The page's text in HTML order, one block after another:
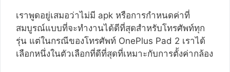
เราพูดอยู่เสมอว่าไม่มี apk หรือการกำหนดค่าที่
สมบูรณ์แบบที่จะทำงานได้ดีที่สุดสำหรับโทรศัพท์ทุก
รุ่น แต่ในกรณีของโทรศัพท์ OnePlus Pad 2 เราได้
เลือกหนึ่งในตัวเลือกที่ดีที่สุดที่เหมาะกับการตั้งค่ากล้อง